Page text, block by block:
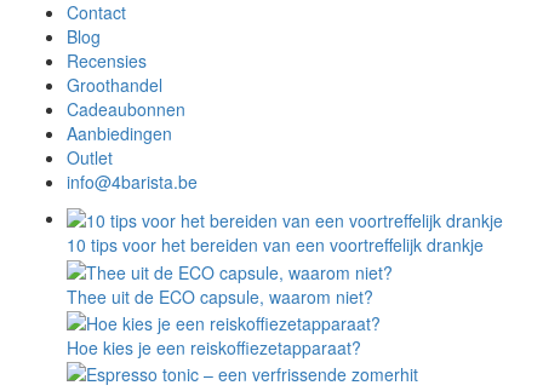
Contact
Blog
Recensies
Groothandel
Cadeaubonnen
Aanbiedingen
Outlet
info@4barista.be
10 tips voor het bereiden van een voortreffelijk drankje
Thee uit de ECO capsule, waarom niet?
Hoe kies je een reiskoffiezetapparaat?